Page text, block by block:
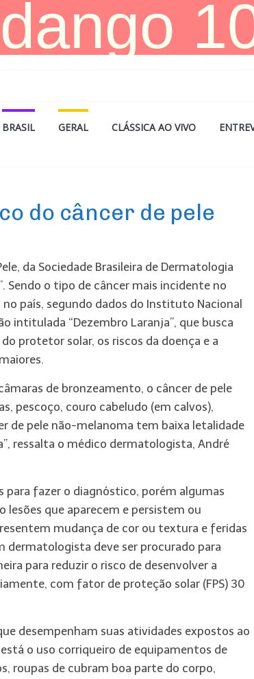
BRASIL GERAL CLÁSSICA AO VIVO
do câncer de pele
da Sociedade Brasileira de Dermatologia
Sendo o tipo de câncer mais incidente no
país, segundo dados do Instituto Nacional
intitulada “Dezembro Laranja”, que busca
protetor solar, os riscos da doença e a
de bronzeamento, o câncer de pele
pescoço, couro cabeludo (em calvos),
de pele não-melanoma tem baixa letalidade
ressalta o médico dermatologista, André
fazer o diagnóstico, porém algumas
que aparecem e persistem ou
mudança de cor ou textura e feridas
dermatologista deve ser procurado para
para reduzir o risco de desenvolver a
com fator de proteção solar (FPS) 30
desempenham suas atividades expostos ao
o uso corriqueiro de equipamentos de
roupas de cubram boa parte do corpo,